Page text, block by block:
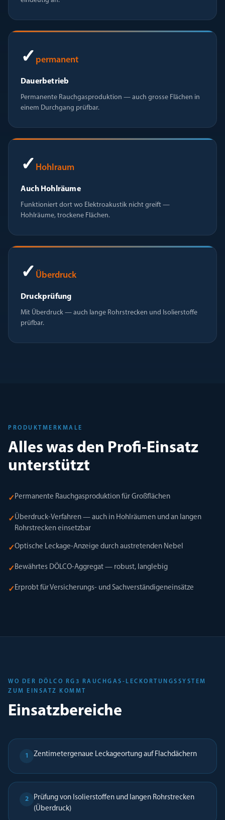
✓ permanent
Dauerbetrieb
Permanente Rauchgasproduktion — auch grosse Flächen in
einem Durchgang prüfbar.
✓ Hohlraum
Auch Hohlräume
Funktioniert dort wo Elektroakustik nicht greift —
Hohlräume, trockene Flächen.
✓ Überdruck
Druckprüfung
Mit Überdruck — auch lange Rohrstrecken und Isolierstoffe
prüfbar.
PRODUKTMERKMALE
Alles was den Profi-Einsatz
unterstützt
✓ Permanente Rauchgasproduktion für Großflächen
✓ Überdruck-Verfahren — auch in Hohlräumen und an langen
Rohrstrecken einsetzbar
✓Optische Leckage-Anzeige durch austretenden Nebel
✓ Bewährtes DÖLCO-Aggregat — robust, langlebig
✓ Erprobt für Versicherungs- und Sachverständigeneinsätze
WO DER DÖLCO RG3 RAUCHGAS-LECKORTUNGSSYSTEM
ZUM EINSATZ KOMMT
Einsatzbereiche
1 Zentimetergenaue Leckageortung auf Flachdächern
2
Prüfung von Isolierstoffen und langen Rohrstrecken
(Überdruck)